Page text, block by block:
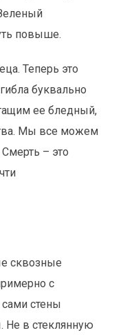
повыше.
Теперь это
буквально
ее бледный,
Мы все можем
– это
сквозные
с
стены
Не в стеклянную